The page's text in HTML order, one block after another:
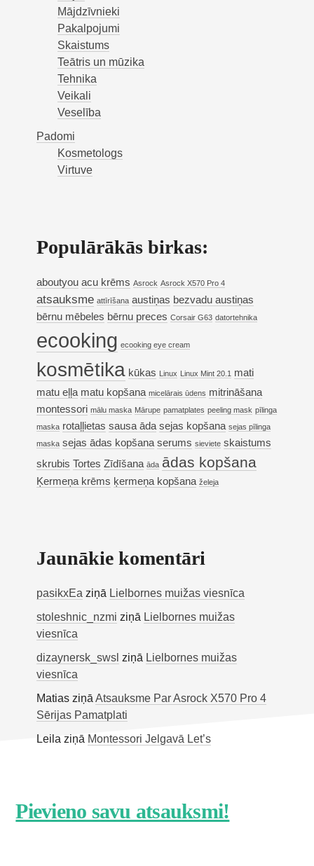
Mājdzīvnieki
Pakalpojumi
Skaistums
Teātris un mūzika
Tehnika
Veikali
Veselība
Padomi
Kosmetologs
Virtuve
Populārākās birkas:
aboutyou acu krēms Asrock Asrock X570 Pro 4
atsauksme attīrīšana austiņas bezvadu austiņas
bērnu mēbeles bērnu preces Corsair G63 datortehnika
ecooking ecooking eye cream
kosmētika kūkas Linux Linux Mint 20.1
mati
matu eļļa matu kopšana micelārais ūdens mitrināšana
montessori mālu maska Mārupe pamatplates peeling mask pīlinga
maska rotaļļietas sausa āda sejas kopšana sejas pīlinga
maska sejas ādas kopšana serums sieviete skaistums
skrubis Tortes Zīdīšana āda ādas kopšana
Ķermeņa krēms ķermeņa kopšana želeja
Jaunākie komentāri
pasikxEa ziņā Lielbornes muižas viesnīca
stoleshnic_nzmi ziņā Lielbornes muižas
viesnīca
dizaynersk_swsl ziņā Lielbornes muižas
viesnīca
Matias ziņāAtsauksme Par Asrock X570 Pro 4
Sērijas Pamatplati
Leila ziņā Montessori Jelgavā Let’s
Footer
Pievieno savu atsauksmi!